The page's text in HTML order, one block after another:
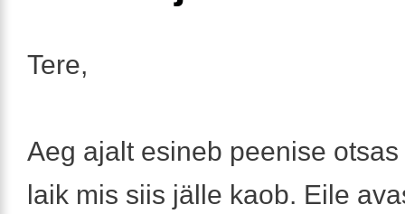
Tere,
Aeg ajalt esineb peenise
laik mis siis jälle kaob. Eile